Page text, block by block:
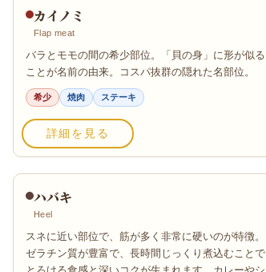
カイノミ
Flap meat
バラとモモの間の希少部位。「貝の身」に形が似る
ことが名前の由来。コスパ抜群の隠れた名部位。
希少 焼肉 ステーキ
詳細を見る
ハバキ
Heel
スネに近い部位で、筋が多く非常に硬いのが特徴。
ゼラチン質が豊富で、長時間じっくり煮込むことで